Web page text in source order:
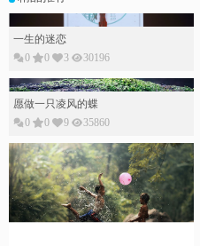
一生的迷恋
0
0 3 30196
愿做一只凌风的蝶
0
0 9 35860